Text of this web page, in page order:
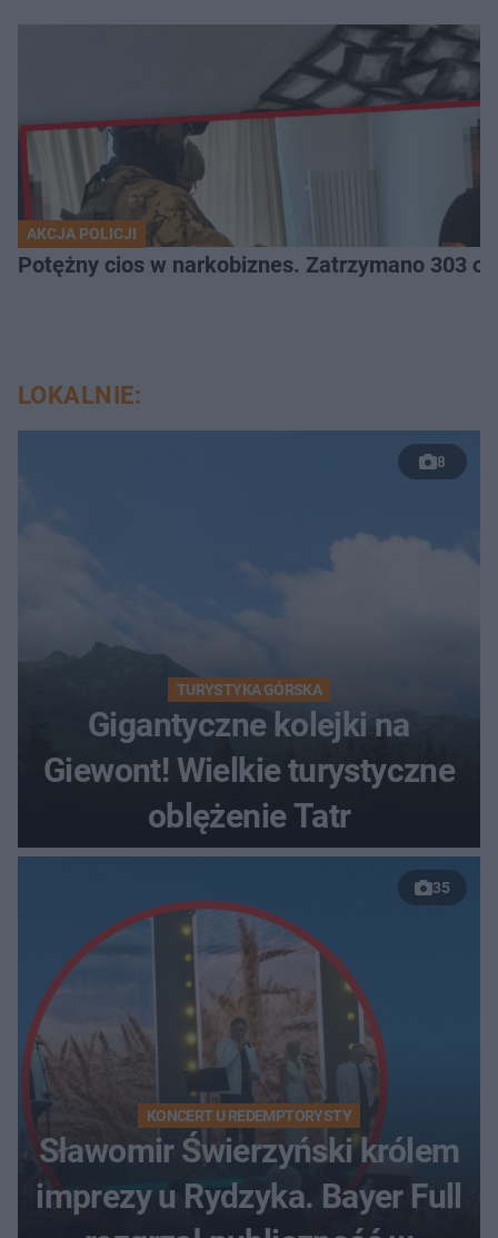
AKCJA POLICJI
Potężny cios
LOKALNIE:
8
TURYSTYKA GÓRSKA
Gigantyczne kolejki na
Giewont! Wielkie turystyczne
oblężenie Tatr
35
KONCERT U REDEMPTORYSTY
Sławomir Świerzyński królem
imprezy u Rydzyka. Bayer Full